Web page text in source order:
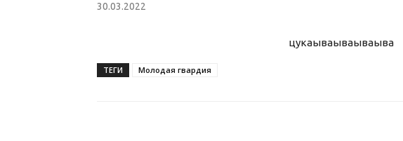
30.03.2022
цукаываываываыва
ТЕГИ Молодая гвардия